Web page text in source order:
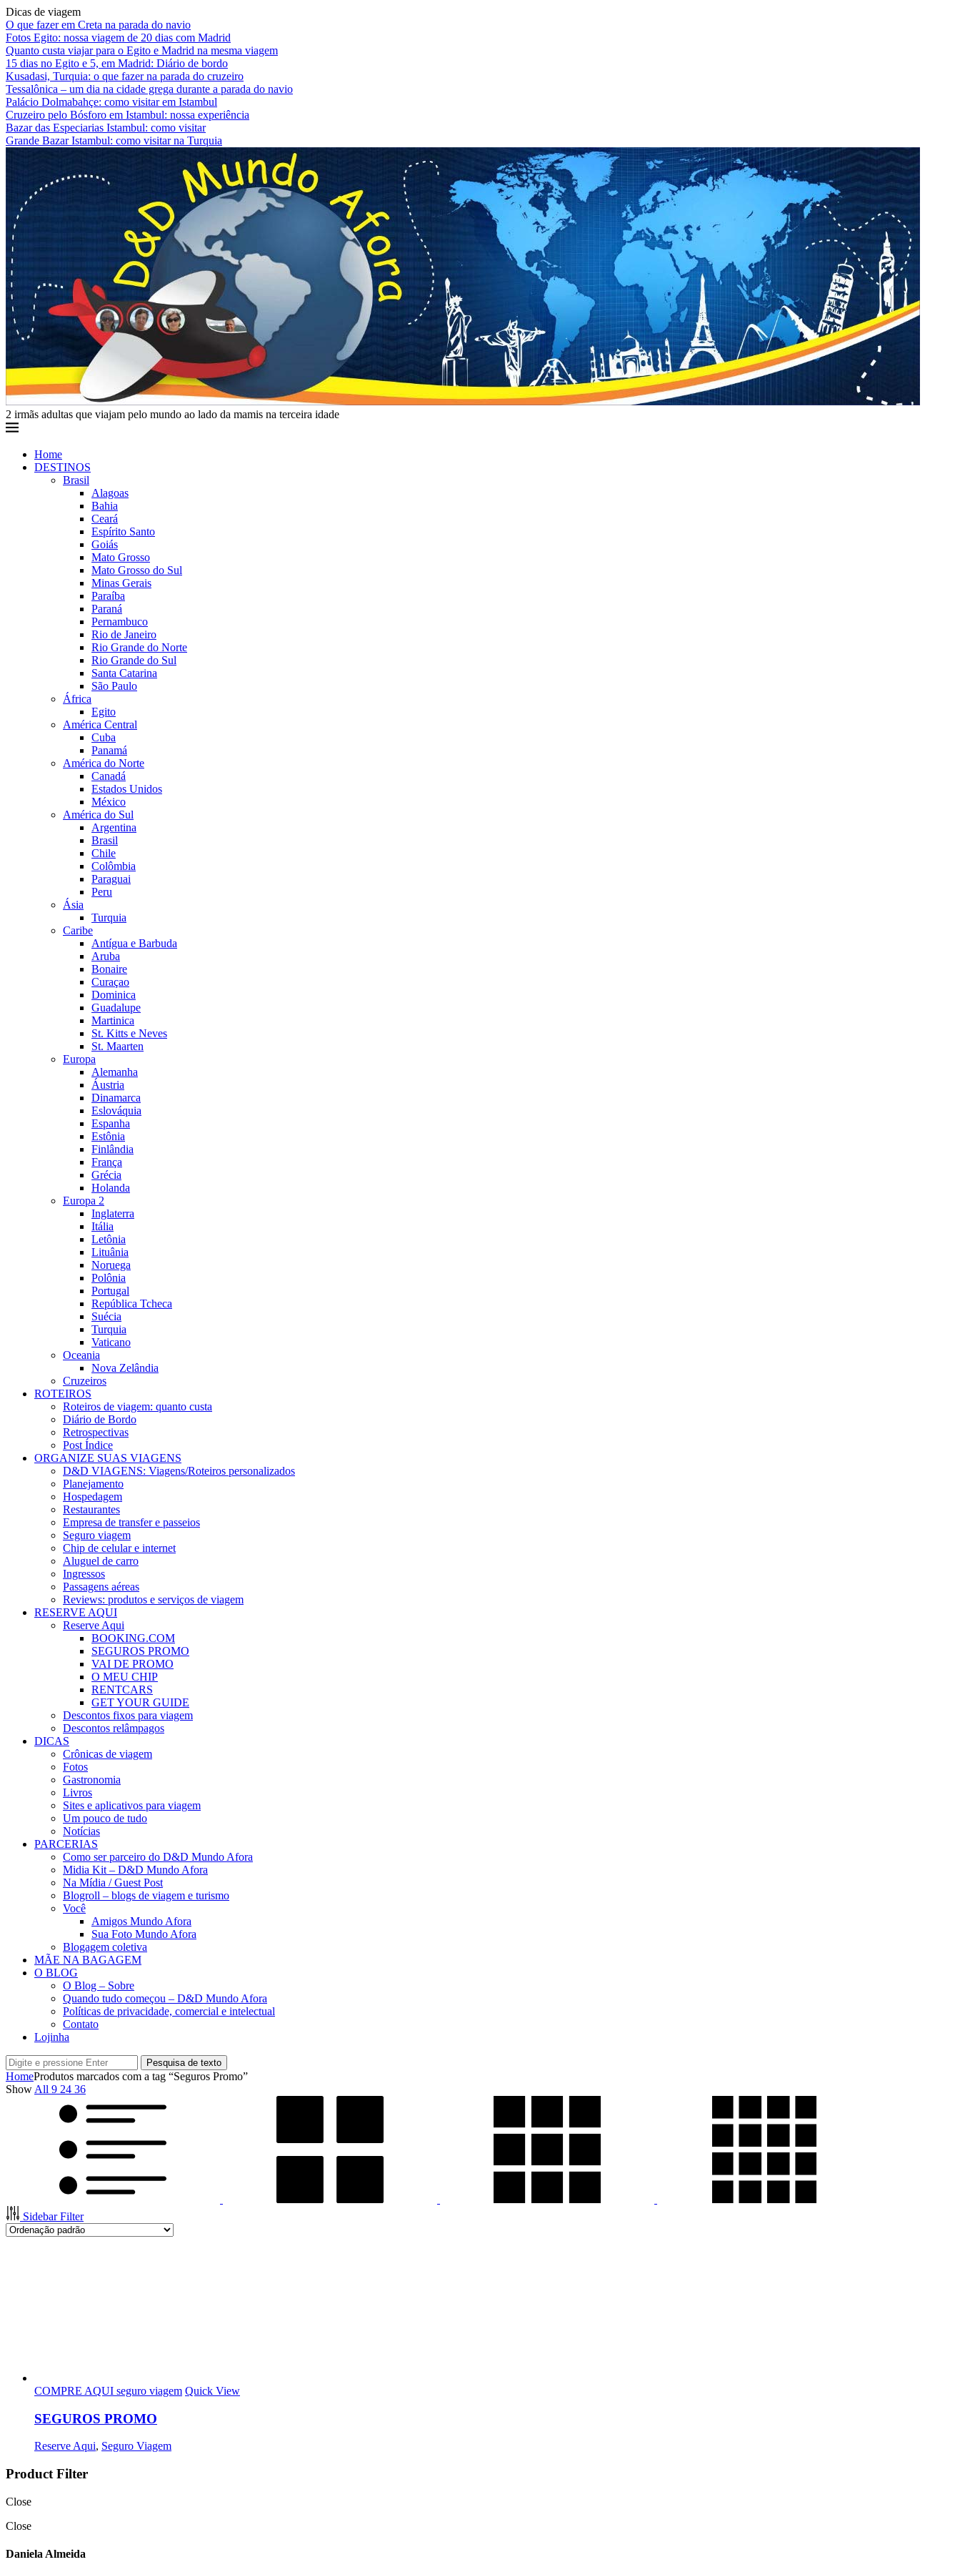
Dicas de viagem
O que fazer em Creta na parada do navio
Fotos Egito: nossa viagem de 20 dias com Madrid
Quanto custa viajar para o Egito e Madrid na mesma viagem
15 dias no Egito e 5, em Madrid: Diário de bordo
Kusadasi, Turquia: o que fazer na parada do cruzeiro
Tessalônica – um dia na cidade grega durante a parada do navio
Palácio Dolmabahçe: como visitar em Istambul
Cruzeiro pelo Bósforo em Istambul: nossa experiência
Bazar das Especiarias Istambul: como visitar
Grande Bazar Istambul: como visitar na Turquia
2 irmãs adultas que viajam pelo mundo ao lado da mamis na terceira idade
Home
DESTINOS
Brasil
Alagoas
Bahia
Ceará
Espírito Santo
Goiás
Mato Grosso
Mato Grosso do Sul
Minas Gerais
Paraíba
Paraná
Pernambuco
Rio de Janeiro
Rio Grande do Norte
Rio Grande do Sul
Santa Catarina
São Paulo
África
Egito
América Central
Cuba
Panamá
América do Norte
Canadá
Estados Unidos
México
América do Sul
Argentina
Brasil
Chile
Colômbia
Paraguai
Peru
Ásia
Turquia
Caribe
Antígua e Barbuda
Aruba
Bonaire
Curaçao
Dominica
Guadalupe
Martinica
St. Kitts e Neves
St. Maarten
Europa
Alemanha
Áustria
Dinamarca
Eslováquia
Espanha
Estônia
Finlândia
França
Grécia
Holanda
Europa 2
Inglaterra
Itália
Letônia
Lituânia
Noruega
Polônia
Portugal
República Tcheca
Suécia
Turquia
Vaticano
Oceania
Nova Zelândia
Cruzeiros
ROTEIROS
Roteiros de viagem: quanto custa
Diário de Bordo
Retrospectivas
Post Índice
ORGANIZE SUAS VIAGENS
D&D VIAGENS: Viagens/Roteiros personalizados
Planejamento
Hospedagem
Restaurantes
Empresa de transfer e passeios
Seguro viagem
Chip de celular e internet
Aluguel de carro
Ingressos
Passagens aéreas
Reviews: produtos e serviços de viagem
RESERVE AQUI
Reserve Aqui
BOOKING.COM
SEGUROS PROMO
VAI DE PROMO
O MEU CHIP
RENTCARS
GET YOUR GUIDE
Descontos fixos para viagem
Descontos relâmpagos
DICAS
Crônicas de viagem
Fotos
Gastronomia
Livros
Sites e aplicativos para viagem
Um pouco de tudo
Notícias
PARCERIAS
Como ser parceiro do D&D Mundo Afora
Midia Kit – D&D Mundo Afora
Na Mídia / Guest Post
Blogroll – blogs de viagem e turismo
Você
Amigos Mundo Afora
Sua Foto Mundo Afora
Blogagem coletiva
MÃE NA BAGAGEM
O BLOG
O Blog – Sobre
Quando tudo começou – D&D Mundo Afora
Políticas de privacidade, comercial e intelectual
Contato
Lojinha
Pesquisa de texto
HomeProdutos marcados com a tag “Seguros Promo”
Show All 9 24 36
Sidebar Filter
COMPRE AQUI seguro viagem Quick View
SEGUROS PROMO
Reserve Aqui, Seguro Viagem
Product Filter
Close
Close
Daniela Almeida